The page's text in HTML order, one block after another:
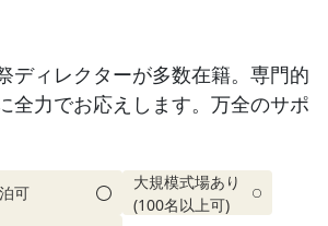
ディレクターが多数在籍。専門的
全力でお応えします。万全のサポ
可
大規模式場あり
(100名以上可)